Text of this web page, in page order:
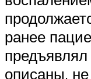
ранее
описаны,